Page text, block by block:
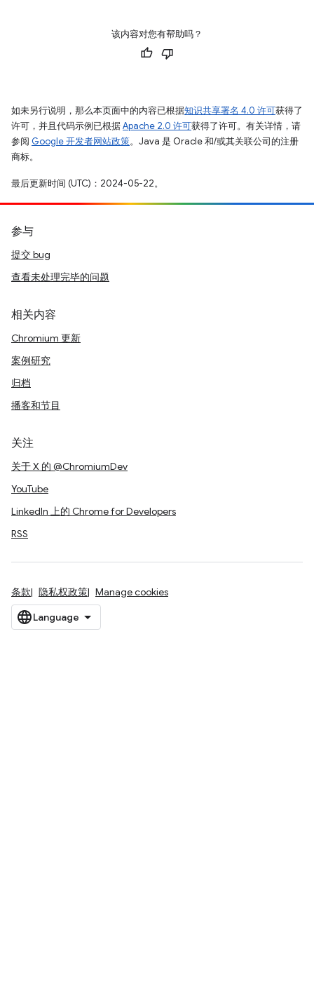
该内容对您有帮助吗？
如未另行说明，那么本页面中的内容已根据知识共享署名 4.0 许可获得了
许可，并且代码示例已根据Apache 2.0 许可获得了许可。有关详情，请
参阅 Google 开发者网站政策。Java 是 Oracle 和/或其关联公司的注册
商标。
最后更新时间 (UTC)：2024-05-22。
参与
提交 bug
查看未处理完毕的问题
相关内容
Chromium 更新
案例研究
归档
播客和节目
关注
关于 X 的 @ChromiumDev
YouTube
LinkedIn 上的 Chrome for Developers
RSS
条款 隐私权政策 Manage cookies